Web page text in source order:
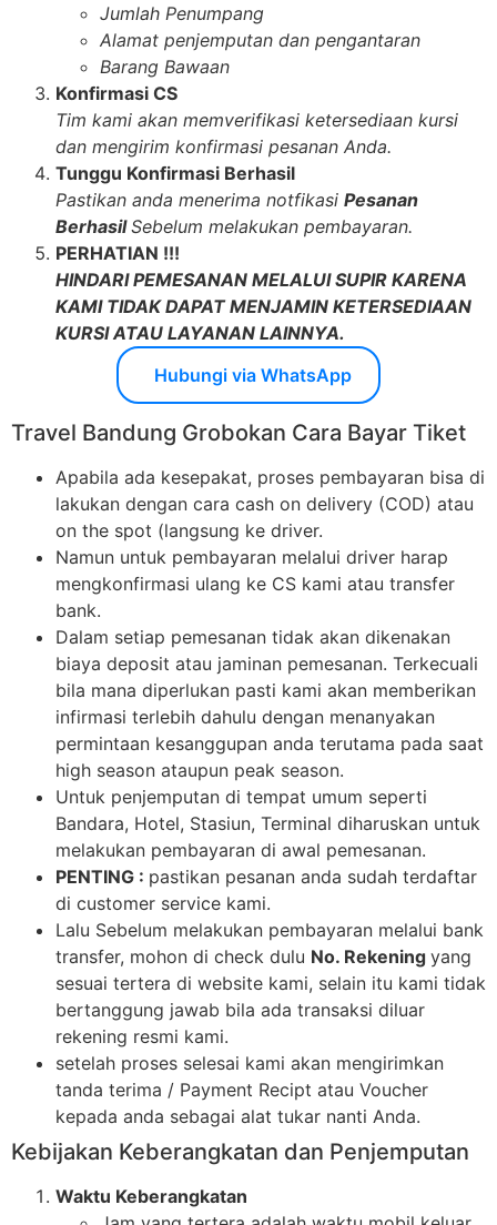
Jumlah Penumpang
Alamat penjemputan dan pengantaran
Barang Bawaan
Konfirmasi CS
Tim kami akan memverifikasi ketersediaan kursi
dan mengirim konfirmasi pesanan Anda.
Tunggu Konfirmasi Berhasil
Pastikan anda menerima notfikasi Pesanan
BerhasilSebelum melakukan pembayaran.
PERHATIAN !!!
HINDARI PEMESANAN MELALUI SUPIR KARENA
KAMI TIDAK DAPAT MENJAMIN KETERSEDIAAN
KURSI ATAU LAYANAN LAINNYA.
Hubungi via WhatsApp
Travel Bandung Grobokan Cara Bayar Tiket
Apabila ada kesepakat, proses pembayaran bisa di
lakukan dengan cara cash on delivery (COD) atau
on the spot (langsung ke driver.
Namun untuk pembayaran melalui driver harap
mengkonfirmasi ulang ke CS kami atau transfer
bank.
Dalam setiap pemesanan tidak akan dikenakan
biaya deposit atau jaminan pemesanan. Terkecuali
bila mana diperlukan pasti kami akan memberikan
infirmasi terlebih dahulu dengan menanyakan
permintaan kesanggupan anda terutama pada saat
high season ataupun peak season.
Untuk penjemputan di tempat umum seperti
Bandara, Hotel, Stasiun, Terminal diharuskan untuk
melakukan pembayaran di awal pemesanan.
PENTING : pastikan pesanan anda sudah terdaftar
di customer service kami.
Lalu Sebelum melakukan pembayaran melalui bank
transfer, mohon di check dulu No. Rekening yang
sesuai tertera di website kami, selain itu kami tidak
bertanggung jawab bila ada transaksi diluar
rekening resmi kami.
setelah proses selesai kami akan mengirimkan
tanda terima / Payment Recipt atau Voucher
kepada anda sebagai alat tukar nanti Anda.
Kebijakan Keberangkatan dan Penjemputan
Waktu Keberangkatan